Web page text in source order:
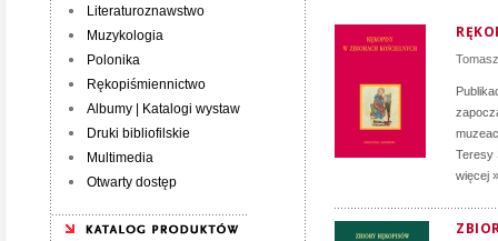
Literaturoznawstwo
Muzykologia
Polonika
Rękopiśmiennictwo
Albumy | Katalogi wystaw
Druki bibliofilskie
Multimedia
Otwarty dostęp
Teresy
więcej »